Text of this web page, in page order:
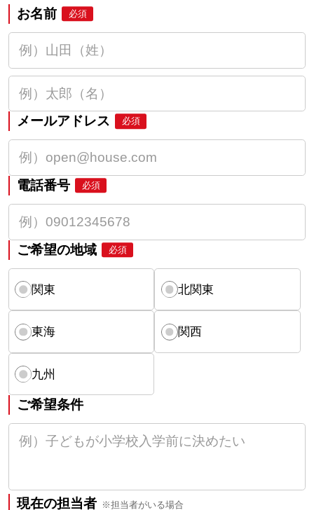
お名前 必須
メールアドレス 必須
電話番号 必須
ご希望の地域 必須
関東 北関東
東海 関西
九州
ご希望条件
現在の担当者 ※担当者がいる場合